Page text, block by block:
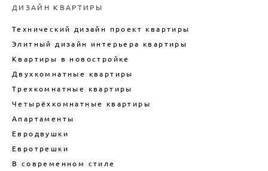
ДИЗАЙН КВАРТИРЫ В СТИЛЕ
ДИЗАЙН ДУПЛЕКСА
НОВОСТРОЙКЕ
ТЕХНИЧЕСКИЙ ДИЗАЙН
КВАРТИРЫ
ВНУТРЕННИЙ ИНТЕРЬЕР
ДИЗАЙН БОЛЬШОГО ДОМА
ДИЗАЙН ДОМА ПОД КЛЮЧ
ДИЗАЙН ИНТЕРЬЕРА ДАЧИ
ДИЗАЙН КВАРТИРЫ
Технический дизайн проект квартиры
Элитный дизайн интерьера квартиры
Квартиры в новостройке
Двухкомнатные квартиры
Трехкомнатные квартиры
Четырёхкомнатные квартиры
Апартаменты
Евродвушки
Евротрешки
В современном стиле